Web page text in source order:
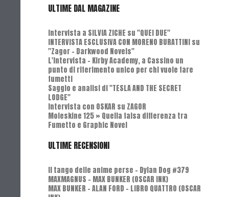
ULTIME DAL MAGAZINE
Intervista a SILVIA ZICHE su "QUEI DUE"
INTERVISTA ESCLUSIVA CON MORENO BURATTINI su
"Zagor - Darkwood Novels"
L'Intervista - Kirby Academy, a Cassino un
punto di riferimento unico per chi vuole fare
fumetti
Saggio e analisi di "TESLA AND THE SECRET
LODGE"
Intervista con OSKAR su ZAGOR
Moleskine 125 » Quella falsa differenza tra
Fumetto e Graphic Novel
ULTIME RECENSIONI
Il tango delle anime perse - Dylan Dog #379
MAXMAGNUS – MAX BUNKER (OSCAR INK)
MAX BUNKER – ALAN FORD – LIBRO QUATTRO (OSCAR